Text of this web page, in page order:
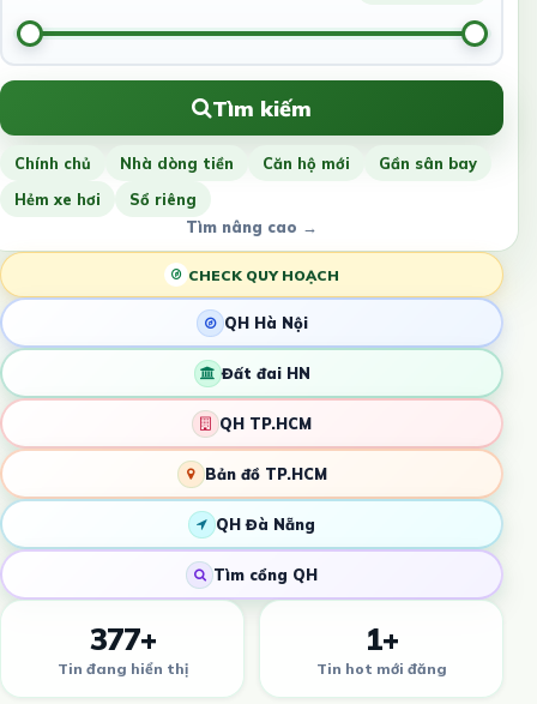
Tìm kiếm
Chính chủ Nhà dòng tiền Căn hộ mới
Gần sân bay
Hẻm xe hơi
Sổ riêng
Tìm nâng cao →
CHECK QUY HOẠCH
QH Hà Nội
Đất đai HN
QH TP.HCM
Bản đồ TP.HCM
QH Đà Nẵng
Tìm cổng QH
377+
Tin đang hiển thị
1+
Tin hot mới đăng